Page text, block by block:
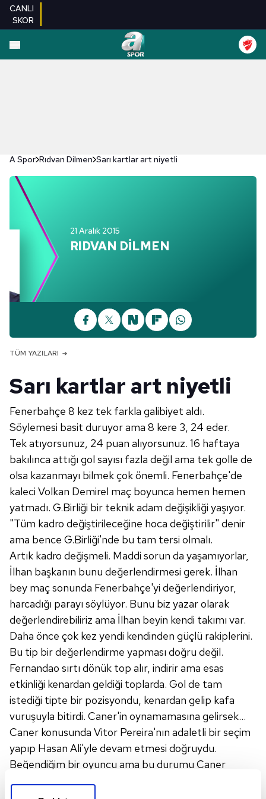
CANLI
SKOR
A Spor Rıdvan Dilmen Sarı kartlar art niyetli
21 Aralık 2015
RIDVAN DİLMEN
TÜM YAZILARI
Sarı kartlar art niyetli
Fenerbahçe 8 kez tek farkla galibiyet aldı.
Söylemesi basit duruyor ama 8 kere 3, 24 eder.
Tek atıyorsunuz, 24 puan alıyorsunuz. 16 haftaya
bakılınca attığı gol sayısı fazla değil ama tek golle de
olsa kazanmayı bilmek çok önemli. Fenerbahçe'de
kaleci Volkan Demirel maç boyunca hemen hemen
yatmadı. G.Birliği bir teknik adam değişikliği yaşıyor.
"Tüm kadro değiştirileceğine hoca değiştirilir" denir
ama bence G.Birliği'nde bu tam tersi olmalı.
Artık kadro değişmeli. Maddi sorun da yaşamıyorlar,
İlhan başkanın bunu değerlendirmesi gerek. İlhan
bey maç sonunda Fenerbahçe'yi değerlendiriyor,
harcadığı parayı söylüyor. Bunu biz yazar olarak
değerlendirebiliriz ama İlhan beyin kendi takımı var.
Daha önce çok kez yendi kendinden güçlü rakiplerini.
Bu tip bir değerlendirme yapması doğru değil.
Fernandao sırtı dönük top alır, indirir ama esas
etkinliği kenardan geldiği toplarda. Gol de tam
istediği tipte bir pozisyondu, kenardan gelip kafa
vuruşuyla bitirdi. Caner'in oynamamasına gelirsek...
Caner konusunda Vitor Pereira'nın adaletli bir seçim
yapıp Hasan Ali'yle devam etmesi doğruydu.
Beğendiğim bir oyuncu ama bu durumu Caner